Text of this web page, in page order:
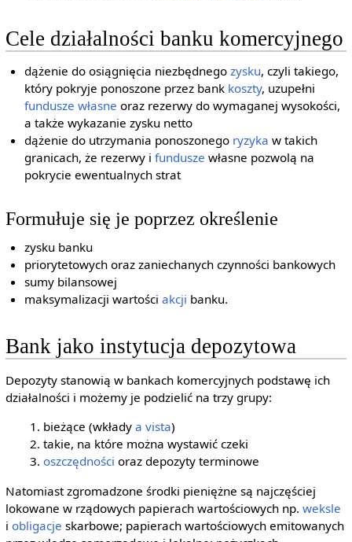
Cele działalności banku komercyjnego
dążenie do osiągnięcia niezbędnegozysku, czyli takiego,
który pokryje ponoszone przez bank koszty, uzupełni
fundusze własne oraz rezerwy do wymaganej wysokości,
a także wykazanie zysku netto
dążenie do utrzymania ponoszonego ryzyka w takich
granicach, że rezerwy ifundusze własne pozwolą na
pokrycie ewentualnych strat
Formułuje się je poprzez określenie
zysku banku
priorytetowych oraz zaniechanych czynności bankowych
sumy bilansowej
maksymalizacji wartościakcji banku.
Bank jako instytucja depozytowa
Depozyty stanowią w bankach komercyjnych podstawę ich
działalności i możemy je podzielić na trzy grupy:
bieżące (wkładya vista)
takie, na które można wystawić czeki
oszczędności oraz depozyty terminowe
Natomiast zgromadzone środki pieniężne są najczęściej
lokowane w rządowych papierach wartościowych np. weksle
i obligacje skarbowe; papierach wartościowych emitowanych